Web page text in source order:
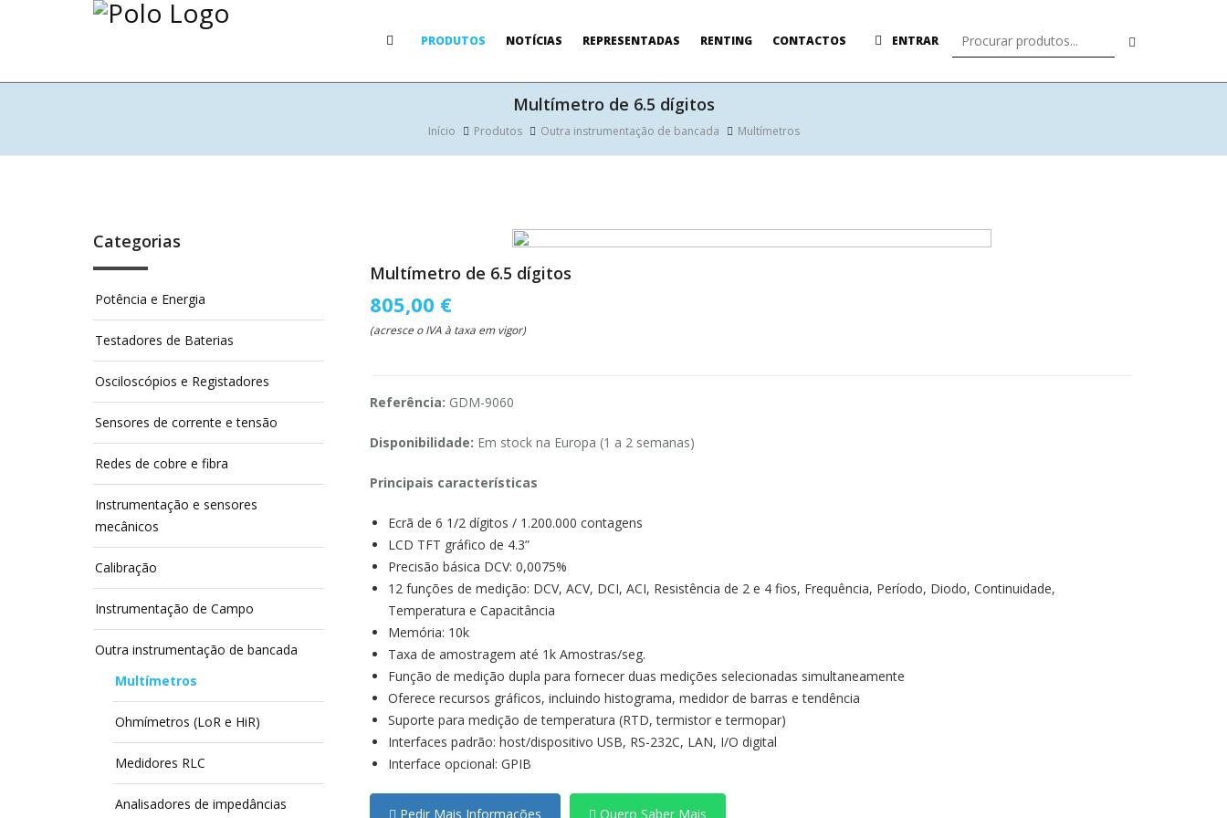
PRODUTOS NOTÍCIAS REPRESENTADAS RENTING CONTACTOS ENTRAR
Multímetro de 6.5 dígitos
Início Produtos Outra instrumentação de bancada Multímetros
Multímetro de 6.5 dígitos
805,00 €
(acresce o IVA à taxa em vigor)
Referência: GDM-9060
Disponibilidade: Em stock na Europa (1 a 2 semanas)
Principais características
Ecrã de 6 1/2 dígitos / 1.200.000 contagens
LCD TFT gráfico de 4.3”
Precisão básica DCV: 0,0075%
12 funções de medição: DCV, ACV, DCI, ACI, Resistência de 2 e 4 fios, Frequência, Período, Diodo, Continuidade,
Temperatura e Capacitância
Memória: 10k
Taxa de amostragem até 1k Amostras/seg.
Função de medição dupla para fornecer duas medições selecionadas simultaneamente
Oferece recursos gráficos, incluindo histograma, medidor de barras e tendência
Suporte para medição de temperatura (RTD, termistor e termopar)
Interfaces padrão: host/dispositivo USB, RS-232C, LAN, I/O digital
Interface opcional: GPIB
Pedir Mais Informações Quero Saber Mais
Categorias
Potência e Energia
Testadores de Baterias
Osciloscópios e Registadores
Sensores de corrente e tensão
Redes de cobre e fibra
Instrumentação e sensores
mecânicos
Calibração
Instrumentação de Campo
Outra instrumentação de bancada
Multímetros
Ohmímetros (LoR e HiR)
Medidores RLC
Analisadores de impedâncias